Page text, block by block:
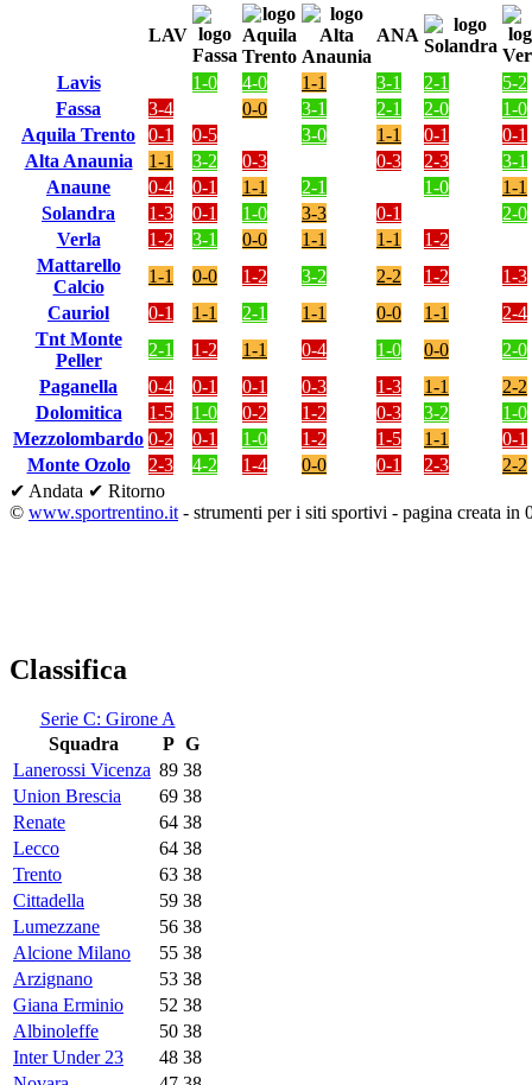
LAV ANA
Lavis 1-0 4-0 1-1 3-1 2-1
5-2
Fassa
3-4 0-0 3-1 2-1 2-0
1-0
Aquila Trento
0-1 0-5 3-0 1-1 0-1
0-1
Alta Anaunia
1-1 3-2 0-3 0-3 2-3
3-1
Anaune
0-4 0-1 1-1 2-1 1-0
1-1
Solandra
1-3 0-1 1-0 3-3 0-1
2-0
Verla
1-2 3-1 0-0 1-1 1-1
1-2
Mattarello
Calcio
1-1 0-0 1-2 3-2 2-2 1-2
1-3
Cauriol
0-1 1-1 2-1 1-1 0-0 1-1
2-4
Tnt Monte
Peller
2-1 1-2 1-1 0-4 1-0 0-0
2-0
Paganella
0-4 0-1 0-1 0-3 1-3 1-1
2-2
Dolomitica
1-5 1-0 0-2 1-2 0-3 3-2
1-0
Mezzolombardo 0-2 0-1 1-0 1-2 1-5 1-1
0-1
Monte Ozolo
2-3 4-2 1-4 0-0 0-1 2-3
2-2
✔ Andata ✔ Ritorno
© www.sportrentino.it - strumenti per i siti sportivi - pagina creata in
Classifica
Serie C: Girone A
Squadra
P G
Lanerossi Vicenza 89 38
Union Brescia
69 38
Renate
64 38
Lecco
64 38
Trento
63 38
Cittadella
59 38
Lumezzane
56 38
Alcione Milano
55 38
Arzignano
53 38
Giana Erminio
52 38
Albinoleffe
50 38
Inter Under 23
48 38